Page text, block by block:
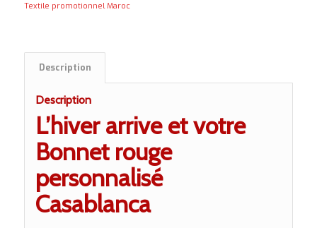
Textile promotionnel Maroc
Description
Description
L’hiver arrive et votre
Bonnet rouge
personnalisé
Casablanca